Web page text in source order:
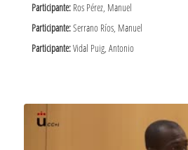
Participante: Ros Pérez, Manuel
Participante:Serrano Ríos, Manuel
Participante:Vidal Puig, Antonio